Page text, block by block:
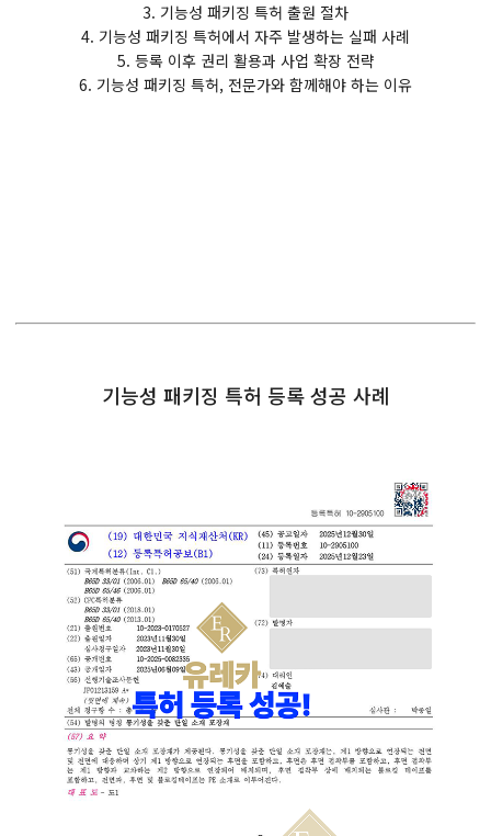
3. 기능성 패키징 특허 출원 절차
4. 기능성 패키징 특허에서 자주 발생하는 실패 사례
5. 등록 이후 권리 활용과 사업 확장 전략
6. 기능성 패키징 특허, 전문가와 함께해야 하는 이유
기능성 패키징 특허 등록 성공 사례